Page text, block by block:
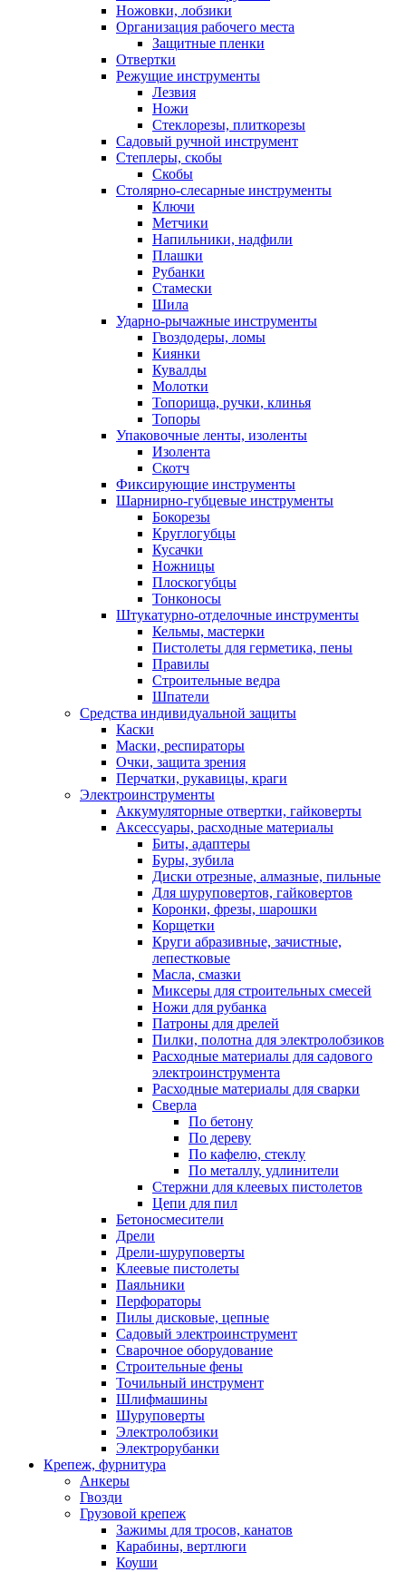
Ножовки, лобзики
Организация рабочего места
Защитные пленки
Отвертки
Режущие инструменты
Лезвия
Ножи
Стеклорезы, плиткорезы
Садовый ручной инструмент
Степлеры, скобы
Скобы
Столярно-слесарные инструменты
Ключи
Метчики
Напильники, надфили
Плашки
Рубанки
Стамески
Шила
Ударно-рычажные инструменты
Гвоздодеры, ломы
Киянки
Кувалды
Молотки
Топорища, ручки, клинья
Топоры
Упаковочные ленты, изоленты
Изолента
Скотч
Фиксирующие инструменты
Шарнирно-губцевые инструменты
Бокорезы
Круглогубцы
Кусачки
Ножницы
Плоскогубцы
Тонконосы
Штукатурно-отделочные инструменты
Кельмы, мастерки
Пистолеты для герметика, пены
Правилы
Строительные ведра
Шпатели
Средства индивидуальной защиты
Каски
Маски, респираторы
Очки, защита зрения
Перчатки, рукавицы, краги
Электроинструменты
Аккумуляторные отвертки, гайковерты
Аксессуары, расходные материалы
Биты, адаптеры
Буры, зубила
Диски отрезные, алмазные, пильные
Для шуруповертов, гайковертов
Коронки, фрезы, шарошки
Корщетки
Круги абразивные, зачистные,
лепестковые
Масла, смазки
Миксеры для строительных смесей
Ножи для рубанка
Патроны для дрелей
Пилки, полотна для электролобзиков
Расходные материалы для садового
электроинструмента
Расходные материалы для сварки
Сверла
По бетону
По дереву
По кафелю, стеклу
По металлу, удлинители
Стержни для клеевых пистолетов
Цепи для пил
Бетоносмесители
Дрели
Дрели-шуруповерты
Клеевые пистолеты
Паяльники
Перфораторы
Пилы дисковые, цепные
Садовый электроинструмент
Сварочное оборудование
Строительные фены
Точильный инструмент
Шлифмашины
Шуруповерты
Электролобзики
Электрорубанки
Крепеж, фурнитура
Анкеры
Гвозди
Грузовой крепеж
Зажимы для тросов, канатов
Карабины, вертлюги
Коуши